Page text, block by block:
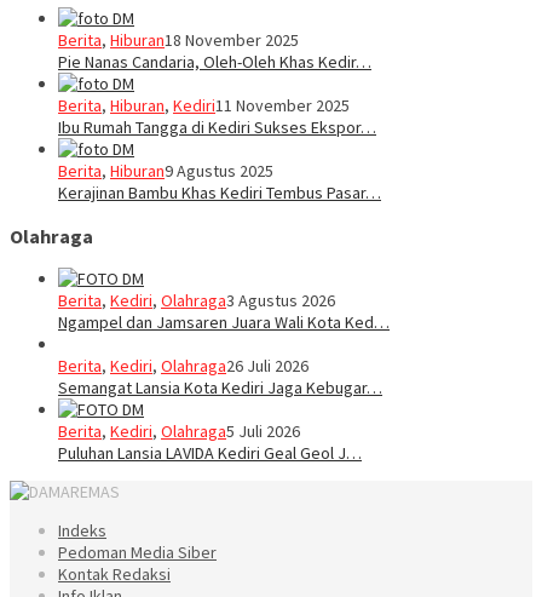
Berita, Hiburan18 November 2025
Pie Nanas Candaria, Oleh-Oleh Khas Kedir…
Berita, Hiburan, Kediri11 November 2025
Ibu Rumah Tangga di Kediri Sukses Ekspor…
Berita, Hiburan9 Agustus 2025
Kerajinan Bambu Khas Kediri Tembus Pasar…
Olahraga
Berita, Kediri, Olahraga3 Agustus 2026
Ngampel dan Jamsaren Juara Wali Kota Ked…
Berita, Kediri, Olahraga26 Juli 2026
Semangat Lansia Kota Kediri Jaga Kebugar…
Berita, Kediri, Olahraga5 Juli 2026
Puluhan Lansia LAVIDA Kediri Geal Geol J…
Indeks
Pedoman Media Siber
Kontak Redaksi